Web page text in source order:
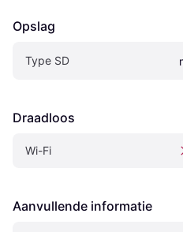
Opslag
Type SD
Draadloos
Wi-Fi
Aanvullende informatie